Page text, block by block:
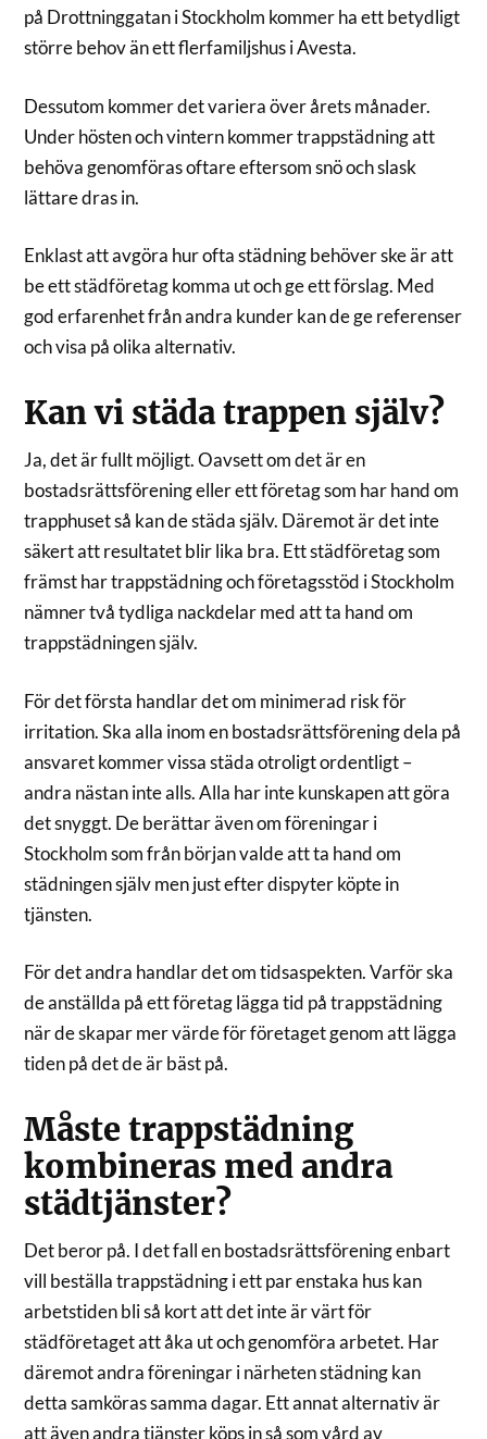
på Drottninggatan i Stockholm kommer ha ett betydligt
större behov än ett flerfamiljshus i Avesta.
Dessutom kommer det variera över årets månader.
Under hösten och vintern kommer trappstädning att
behöva genomföras oftare eftersom snö och slask
lättare dras in.
Enklast att avgöra hur ofta städning behöver ske är att
be ett städföretag komma ut och ge ett förslag. Med
god erfarenhet från andra kunder kan de ge referenser
och visa på olika alternativ.
Kan vi städa trappen själv?
Ja, det är fullt möjligt. Oavsett om det är en
bostadsrättsförening eller ett företag som har hand om
trapphuset så kan de städa själv. Däremot är det inte
säkert att resultatet blir lika bra. Ett städföretag som
främst har trappstädning och företagsstöd i Stockholm
nämner två tydliga nackdelar med att ta hand om
trappstädningen själv.
För det första handlar det om minimerad risk för
irritation. Ska alla inom en bostadsrättsförening dela på
ansvaret kommer vissa städa otroligt ordentligt –
andra nästan inte alls. Alla har inte kunskapen att göra
det snyggt. De berättar även om föreningar i
Stockholm som från början valde att ta hand om
städningen själv men just efter dispyter köpte in
tjänsten.
För det andra handlar det om tidsaspekten. Varför ska
de anställda på ett företag lägga tid på trappstädning
när de skapar mer värde för företaget genom att lägga
tiden på det de är bäst på.
Måste trappstädning
kombineras med andra
städtjänster?
Det beror på. I det fall en bostadsrättsförening enbart
vill beställa trappstädning i ett par enstaka hus kan
arbetstiden bli så kort att det inte är värt för
städföretaget att åka ut och genomföra arbetet. Har
däremot andra föreningar i närheten städning kan
detta samköras samma dagar. Ett annat alternativ är
att även andra tjänster köps in så som vård av